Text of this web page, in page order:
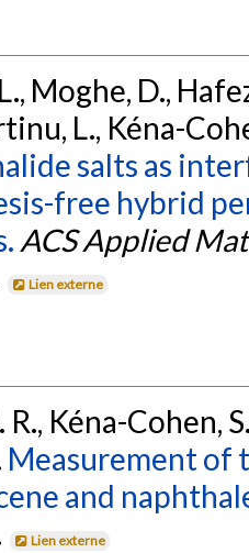
Moghe, D.,
L., Kéna-
salts as
free hybrid
ACS Applied
Lien externe
R., Kéna-Cohen,
Measurement of
and
Lien externe